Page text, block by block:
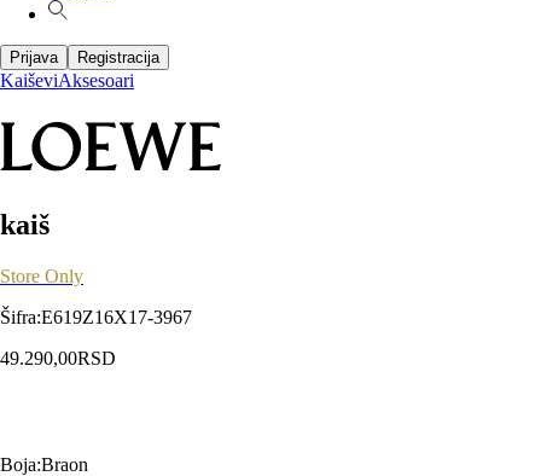
Prijava Registracija
KaiševiAksesoari
kaiš
Store Only
Šifra:E619Z16X17-3967
49.290,00RSD
Boja:Braon